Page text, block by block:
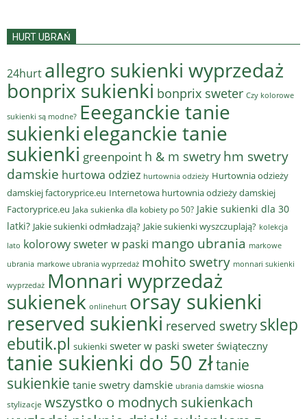
HURT UBRAŃ
24hurt allegro sukienki wyprzedaż
bonprix sukienki bonprix sweter Czy kolorowe
sukienki są modne? Eeeganckie tanie
sukienkieleganckie tanie
sukienki greenpoint h & m swetry hm swetry
damskie hurtowa odziez hurtownia odzieży Hurtownia odzieży
damskiej factoryprice.eu Internetowa hurtownia odzieży damskiej
Factoryprice.eu Jaka sukienka dla kobiety po 50? Jakie sukienki dla 30
latki? Jakie sukienki odmładzają? Jakie sukienki wyszczuplają? kolekcja
lato kolorowy sweter w paski mango ubrania markowe
ubrania markowe ubrania wyprzedaż mohito swetry monnari sukienki
wyprzedaż Monnari wyprzedaż
sukienek onlinehurt orsay sukienki
reserved sukienki reserved swetry sklep
ebutik.pl sukienki sweter w paski sweter świąteczny
tanie sukienki do 50 złtanie
sukienkie tanie swetry damskie ubrania damskie wiosna
stylizacje wszystko o modnych sukienkach